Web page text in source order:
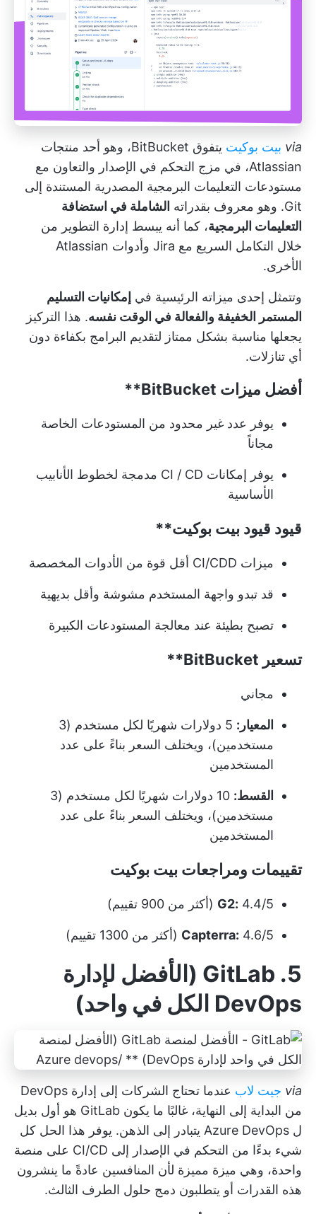
via بيت بوكيت
يتفوق BitBucket، وهو أحد منتجات
Atlassian، في مزج التحكم في الإصدار والتعاون مع
مستودعات التعليمات البرمجية المصدرية المستندة إلى
Git. وهو معروف بقدراته
الشاملة في استضافة
التعليمات البرمجية، كما أنه يبسط إدارة التطوير من
خلال التكامل السريع مع Jira وأدوات Atlassian
الأخرى.
وتتمثل إحدى ميزاته الرئيسية في إمكانيات التسليم
المستمر الخفيفة والفعالة في الوقت نفسه. هذا التركيز
يجعلها مناسبة بشكل ممتاز لتقديم البرامج بكفاءة دون
أي تنازلات.
أفضل ميزات BitBucket**
يوفر عدد غير محدود من المستودعات الخاصة
مجاناً
يوفر إمكانات CI / CD مدمجة لخطوط الأنابيب
الأساسية
قيود قيود بيت بوكيت**
ميزات CI/CDD أقل قوة من الأدوات المخصصة
قد تبدو واجهة المستخدم مشوشة وأقل بديهية
تصبح بطيئة عند معالجة المستودعات الكبيرة
تسعير BitBucket**
مجاني
المعيار:
5 دولارات شهريًا لكل مستخدم (3
مستخدمين)، ويختلف السعر بناءً على عدد
المستخدمين
القسط:
10 دولارات شهريًا لكل مستخدم (3
مستخدمين)، ويختلف السعر بناءً على عدد
المستخدمين
تقييمات ومراجعات بيت بوكيت
G2: 4.4/5 (أكثر من 900 تقييم)
Capterra: 4.6/5 (أكثر من 1300 تقييم)
5. GitLab (الأفضل لإدارة
DevOps الكل في واحد)
via جيت لاب
عندما تحتاج الشركات إلى إدارة DevOps
من البداية إلى النهاية، غالبًا ما يكون GitLab هو أول بديل
ل Azure DevOps يتبادر إلى الذهن. يوفر هذا الحل كل
شيء بدءًا من التحكم في الإصدار إلى CI/CD على منصة
واحدة، وهي ميزة مميزة لأن المنافسين عادةً ما ينشرون
هذه القدرات أو يتطلبون دمج حلول الطرف الثالث.